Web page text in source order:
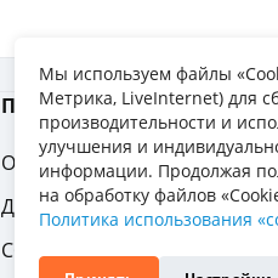
Покупателю
Оплата
Вопрос-
Доставка
Обмен и
Сборка
Мы используем файлы
Метрика, LiveInternet) для
производительности и
улучшения и
информации. Продолжая
на обработку файлов
Политика использования